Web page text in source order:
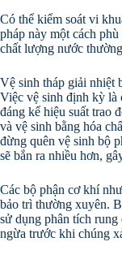
Có thể kiểm soát vi
pháp này một cách
chất lượng nước
Vệ sinh tháp giải nhiệt
Việc vệ sinh định kỳ là
đáng kể hiệu suất trao
và vệ sinh bằng hóa
đừng quên vệ sinh bộ
sẽ bắn ra nhiều hơn,
Các bộ phận cơ khí
bảo trì thường xuyên.
sử dụng phân tích rung
ngừa trước khi chúng